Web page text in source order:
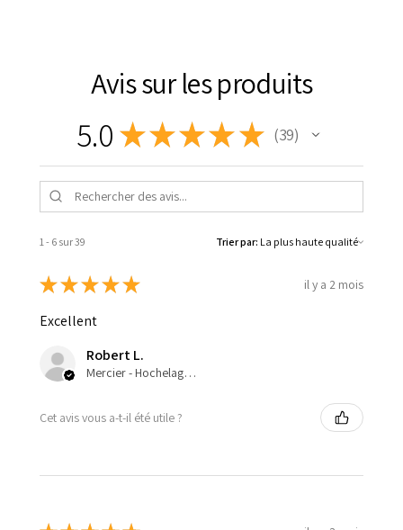
Avis sur les produits
5.0 ★★★★ ★ 39
39
1 - 6 sur 39 Trier par:
★★★★★ il y a 2 mois
Excellent
Robert L.
Mercier - Hochelaga-Maisonneuve, QC
Cet avis vous a-t-il été utile ?